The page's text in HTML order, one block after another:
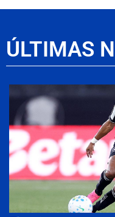
ÚLTIMAS